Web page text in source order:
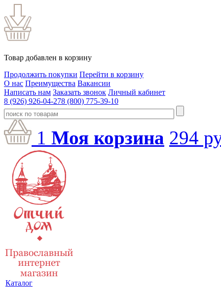
Товар добавлен в корзину
Продолжить покупки Перейти в корзину
О нас Преимущества Вакансии
Написать нам Заказать звонок Личный кабинет
8 (926) 926-04-278 (800) 775-39-10
1 Моя корзина 294
Каталог